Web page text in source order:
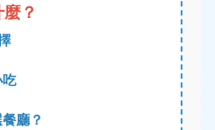
？
廳？